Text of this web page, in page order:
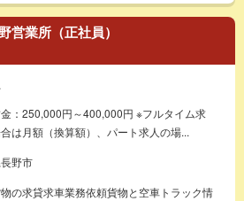
営業所（正社員）
：250,000円～400,000円 ※フルタイム求
は月額（換算額）、パート求人の場...
野市
の求貸求車業務依頼貨物と空車トラック情